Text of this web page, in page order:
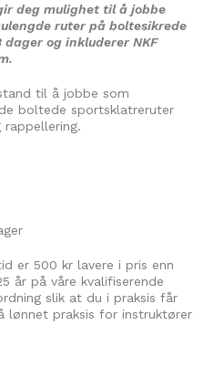
deg mulighet til å jobbe
ruter på boltesikrede
og inkluderer NKF
til å jobbe som
boltede sportsklatreruter
er 500 kr lavere i pris enn
år på våre kvalifiserende
slik at du i praksis får
lønnet praksis for instruktører